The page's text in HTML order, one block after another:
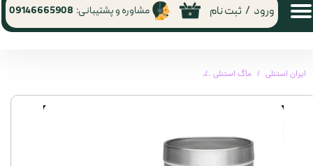
۰ ورود / ثبت نام مشاوره و پشتیبانی: 09146665908
ایران استنلی ماگ استنلی